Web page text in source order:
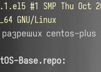
#1 SMP Thu Oct
GNU/Linux
centos-plus
Base.repo: